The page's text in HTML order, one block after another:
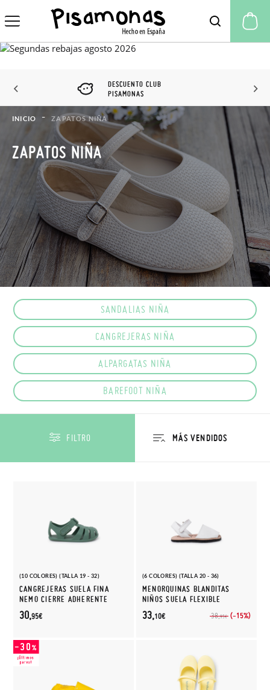
DESCUENTO CLUB
PISAMONAS
INICIO ZAPATOS NIÑA
ZAPATOS NIÑA
SANDALIAS NIÑA
CANGREJERAS NIÑA
ALPARGATAS NIÑA
BAREFOOT NIÑA
FILTRO
(10 COLORES) (TALLA 19 - 32)
CANGREJERAS SUELA FINA
NEMO CIERRE ADHERENTE
30,95€
(6 COLORES) (TALLA 20 - 36)
MENORQUINAS BLANDITAS
NIÑOS SUELA FLEXIBLE
38,95€ (-15%)
33,10€